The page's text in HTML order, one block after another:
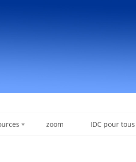
zoom IDC pour tous